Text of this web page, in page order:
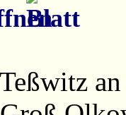
an